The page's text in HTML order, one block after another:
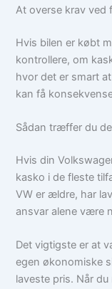
At overse krav ved
Hvis bilen er købt
kontrollere, om
hvor det er smart
kan få
Sådan træffer du
Hvis din
kasko i de fleste
VW er ældre, har
ansvar alene være
Det vigtigste er at
egen økonomiske
laveste pris. Når